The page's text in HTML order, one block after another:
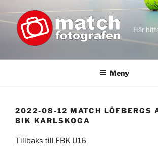
innehåll
Här
Meny
2022-08-12 MATCH LÖFBERGS
BIK KARLSKOGA
Tillbaks till FBK U16